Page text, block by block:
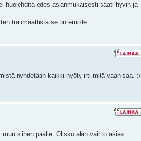
huolehdita edes asianmukaisesti saati hyvin ja
traumaattista se on emolle.
nyhdetään kaikki hyöty irti mitä vaan saa. :/
siihen päälle. Olisko alan vaihto asiaa.